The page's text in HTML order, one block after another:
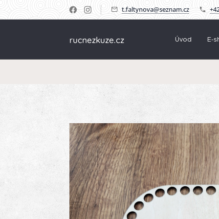
t.faltynova@seznam.cz
rucnezkuze.cz Úvod E-